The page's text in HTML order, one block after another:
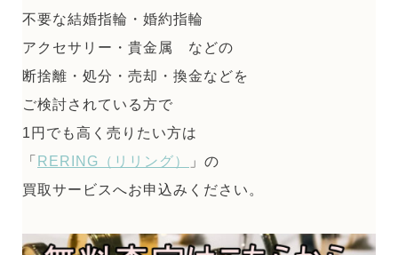
不要な結婚指輪・婚約指輪
アクセサリー・貴金属 などの
断捨離・処分・売却・換金などを
ご検討されている方で
1円でも高く売りたい方は
「 RERING（リリング）
」の
買取サービスへお申込みください。